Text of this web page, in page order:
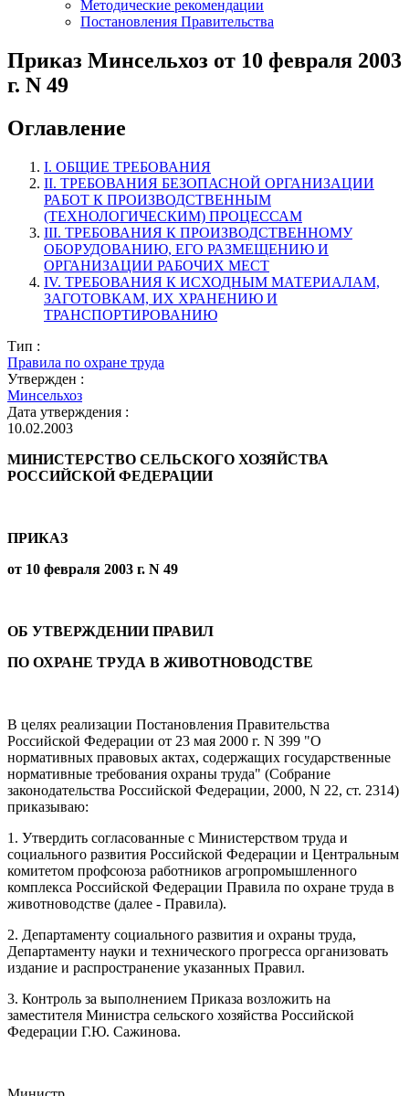
Методические рекомендации
Постановления Правительства
Приказ Минсельхоз от 10 февраля 2003
г. N 49
Оглавление
I. ОБЩИЕ ТРЕБОВАНИЯ
II. ТРЕБОВАНИЯ БЕЗОПАСНОЙ ОРГАНИЗАЦИИ
РАБОТ К ПРОИЗВОДСТВЕННЫМ
(ТЕХНОЛОГИЧЕСКИМ) ПРОЦЕССАМ
III. ТРЕБОВАНИЯ К ПРОИЗВОДСТВЕННОМУ
ОБОРУДОВАНИЮ, ЕГО РАЗМЕЩЕНИЮ И
ОРГАНИЗАЦИИ РАБОЧИХ МЕСТ
IV. ТРЕБОВАНИЯ К ИСХОДНЫМ МАТЕРИАЛАМ,
ЗАГОТОВКАМ, ИХ ХРАНЕНИЮ И
ТРАНСПОРТИРОВАНИЮ
Тип :
Правила по охране труда
Утвержден :
Минсельхоз
Дата утверждения :
10.02.2003
МИНИСТЕРСТВО СЕЛЬСКОГО ХОЗЯЙСТВА
РОССИЙСКОЙ ФЕДЕРАЦИИ
ПРИКАЗ
от 10 февраля 2003 г. N 49
ОБ УТВЕРЖДЕНИИ ПРАВИЛ
ПО ОХРАНЕ ТРУДА В ЖИВОТНОВОДСТВЕ
В целях реализации Постановления Правительства
Российской Федерации от 23 мая 2000 г. N 399 "О
нормативных правовых актах, содержащих государственные
нормативные требования охраны труда" (Собрание
законодательства Российской Федерации, 2000, N 22, ст. 2314)
приказываю:
1. Утвердить согласованные с Министерством труда и
социального развития Российской Федерации и Центральным
комитетом профсоюза работников агропромышленного
комплекса Российской Федерации Правила по охране труда в
животноводстве (далее - Правила).
2. Департаменту социального развития и охраны труда,
Департаменту науки и технического прогресса организовать
издание и распространение указанных Правил.
3. Контроль за выполнением Приказа возложить на
заместителя Министра сельского хозяйства Российской
Федерации Г.Ю. Сажинова.